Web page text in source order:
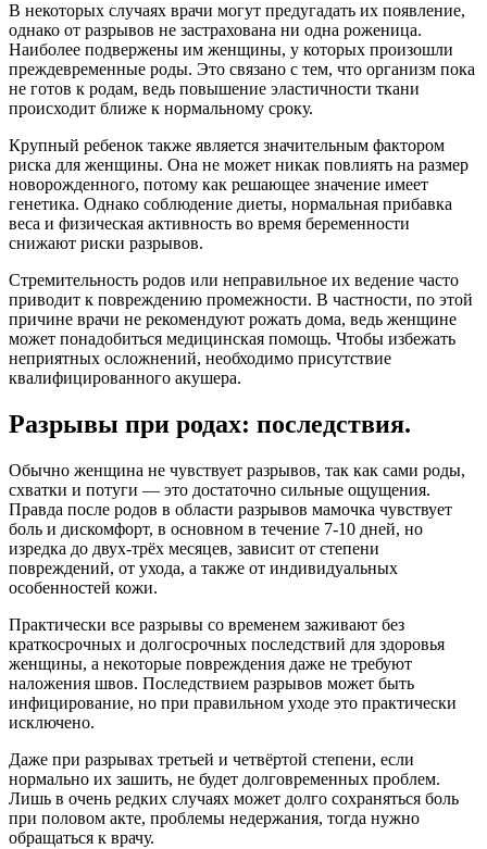
В некоторых случаях врачи могут предугадать их появление,
однако от разрывов не застрахована ни одна роженица.
Наиболее подвержены им женщины, у которых произошли
преждевременные роды. Это связано с тем, что организм пока
не готов к родам, ведь повышение эластичности ткани
происходит ближе к нормальному сроку.
Крупный ребенок также является значительным фактором
риска для женщины. Она не может никак повлиять на размер
новорожденного, потому как решающее значение имеет
генетика. Однако соблюдение диеты, нормальная прибавка
веса и физическая активность во время беременности
снижают риски разрывов.
Стремительность родов или неправильное их ведение часто
приводит к повреждению промежности. В частности, по этой
причине врачи не рекомендуют рожать дома, ведь женщине
может понадобиться медицинская помощь. Чтобы избежать
неприятных осложнений, необходимо присутствие
квалифицированного акушера.
Разрывы при родах: последствия.
Обычно женщина не чувствует разрывов, так как сами роды,
схватки и потуги — это достаточно сильные ощущения.
Правда после родов в области разрывов мамочка чувствует
боль и дискомфорт, в основном в течение 7-10 дней, но
изредка до двух-трёх месяцев, зависит от степени
повреждений, от ухода, а также от индивидуальных
особенностей кожи.
Практически все разрывы со временем заживают без
краткосрочных и долгосрочных последствий для здоровья
женщины, а некоторые повреждения даже не требуют
наложения швов. Последствием разрывов может быть
инфицирование, но при правильном уходе это практически
исключено.
Даже при разрывах третьей и четвёртой степени, если
нормально их зашить, не будет долговременных проблем.
Лишь в очень редких случаях может долго сохраняться боль
при половом акте, проблемы недержания, тогда нужно
обращаться к врачу.